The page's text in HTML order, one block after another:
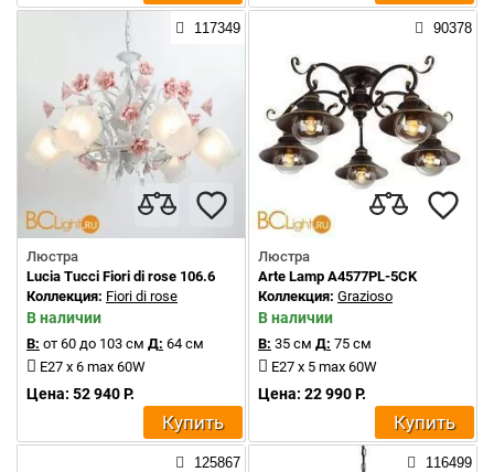
117349
Люстра
Lucia Tucci Fiori di rose 106.6
Коллекция: Fiori di rose
В наличии
В: от 60 до 103 см Д: 64 см
E27 x 6 max 60W
Цена: 52 940 Р.
Купить
90378
Люстра
Arte Lamp A4577PL-5CK
Коллекция: Grazioso
В наличии
В: 35 см Д: 75 см
E27 x 5 max 60W
Цена: 22 990 Р.
Купить
125867 116499